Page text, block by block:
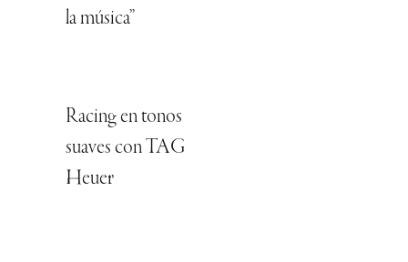
la música”
Racing en tonos
suaves con TAG
Heuer